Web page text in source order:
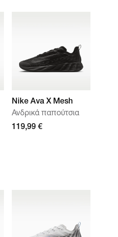
Nike Ava X Mesh
Ανδρικά παπούτσια
119,99 €